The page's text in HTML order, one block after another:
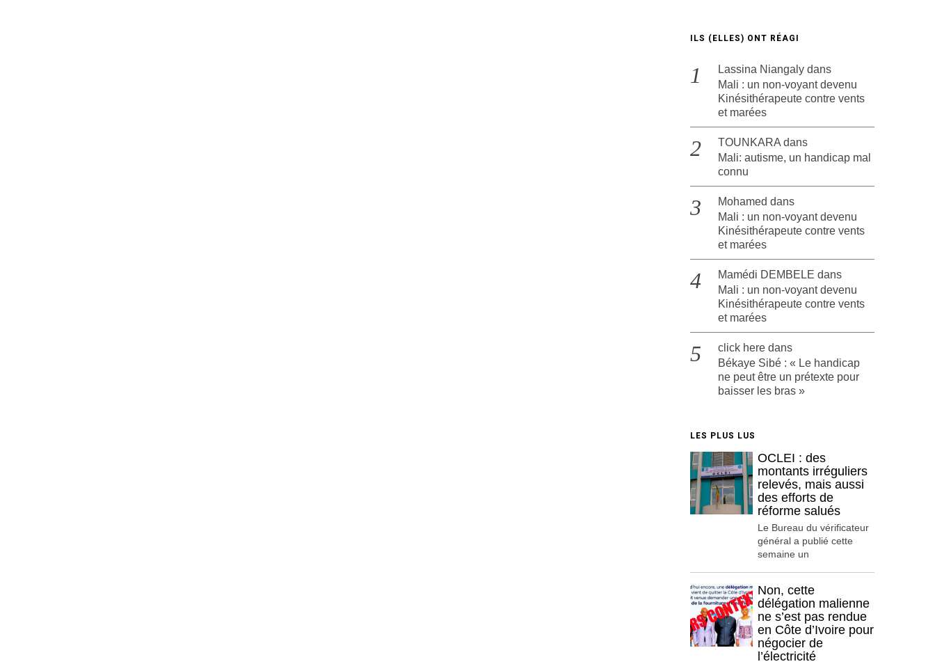
ILS (ELLES) ONT RÉAGI
Lassina Niangaly dans
Mali : un non-voyant devenu
Kinésithérapeute contre vents
et marées
TOUNKARA dans
Mali: autisme, un handicap mal
connu
Mohamed dans
Mali : un non-voyant devenu
Kinésithérapeute contre vents
et marées
Mamédi DEMBELE dans
Mali : un non-voyant devenu
Kinésithérapeute contre vents
et marées
click here dans
Békaye Sibé : « Le handicap
ne peut être un prétexte pour
baisser les bras »
LES PLUS LUS
OCLEI : des
montants irréguliers
relevés, mais aussi
des efforts de
réforme salués
Le Bureau du vérificateur
général a publié cette
semaine un
Non, cette
délégation malienne
ne s’est pas rendue
en Côte d’Ivoire pour
négocier de
l’électricité